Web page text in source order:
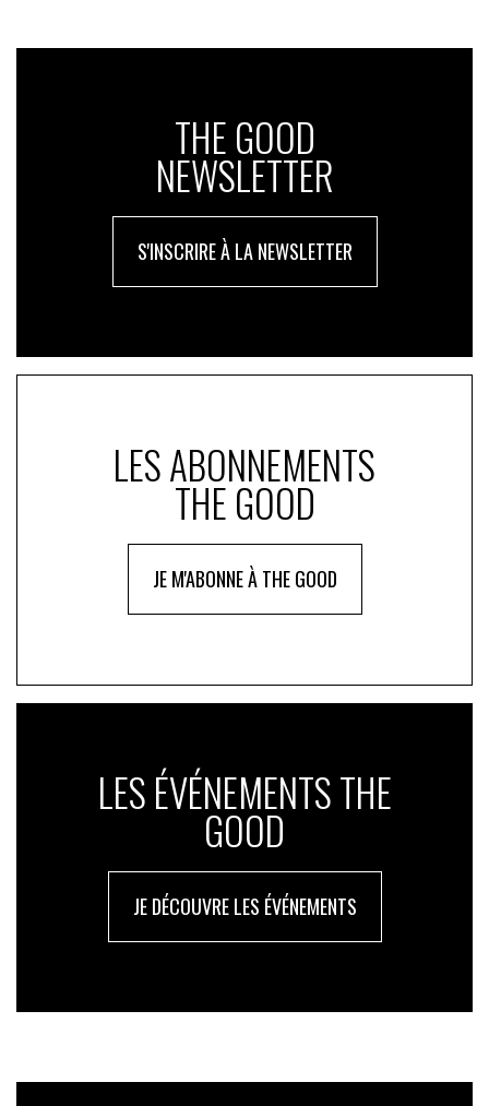
THE GOOD
NEWSLETTER
S'INSCRIRE À LA NEWSLETTER
LES ABONNEMENTS
THE GOOD
JE M'ABONNE À THE GOOD
LES ÉVÉNEMENTS THE
GOOD
JE DÉCOUVRE LES ÉVÉNEMENTS